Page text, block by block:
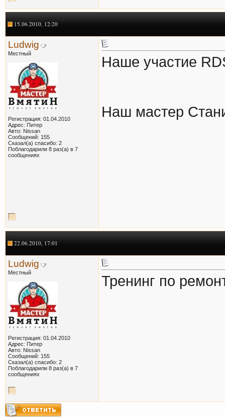
15.06.2010, 12:20
Ludwig
Местный
Регистрация: 01.04.2010
Адрес: Питер
Авто: Nissan
Сообщений: 155
Сказал(а) спасибо: 2
Поблагодарили 8 раз(а) в 7
сообщениях
Наше участие
Наш мастер
22.06.2010, 17:01
Ludwig
Местный
Регистрация: 01.04.2010
Адрес: Питер
Авто: Nissan
Сообщений: 155
Сказал(а) спасибо: 2
Поблагодарили 8 раз(а) в 7
сообщениях
Тренинг по